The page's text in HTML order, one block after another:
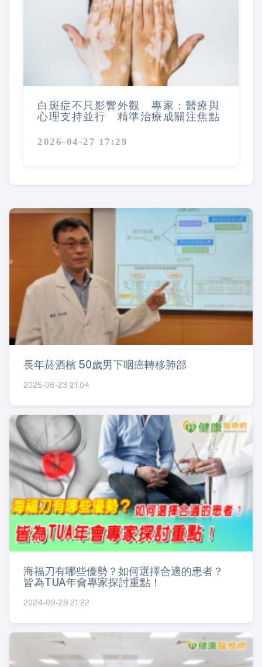
白斑症不只影響外觀 專家：醫療與
心理支持並行 精準治療成關注焦點
2026-04-27 17:29
長年菸酒檳 50歲男下咽癌轉移肺部
2025-06-23 21:04
海福刀有哪些優勢？如何選擇合適的患者？
皆為TUA年會專家探討重點！
2024-09-29 21:22